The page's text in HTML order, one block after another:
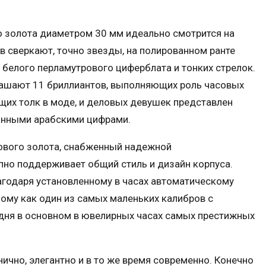
золота диаметром 30 мм идеально смотрится на
сверкают, точно звезды, на полированном ранте
перламутрового циферблата и тонких стрелок.
11 бриллиантов, выполняющих роль часовых
толк в моде, и деловых девушек представлен
арабскими цифрами.
золота, снабженный надежной
поддерживает общий стиль и дизайн корпуса.
установленному в часах автоматическому
как один из самых маленьких калибров с
в основном в ювелирных часах самых престижных
элегантно и в то же время современно. Конечно